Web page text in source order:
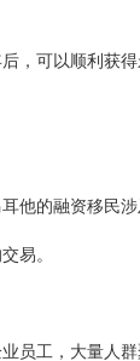
，可以顺利获
他的融资移民
易。
员工，大量人